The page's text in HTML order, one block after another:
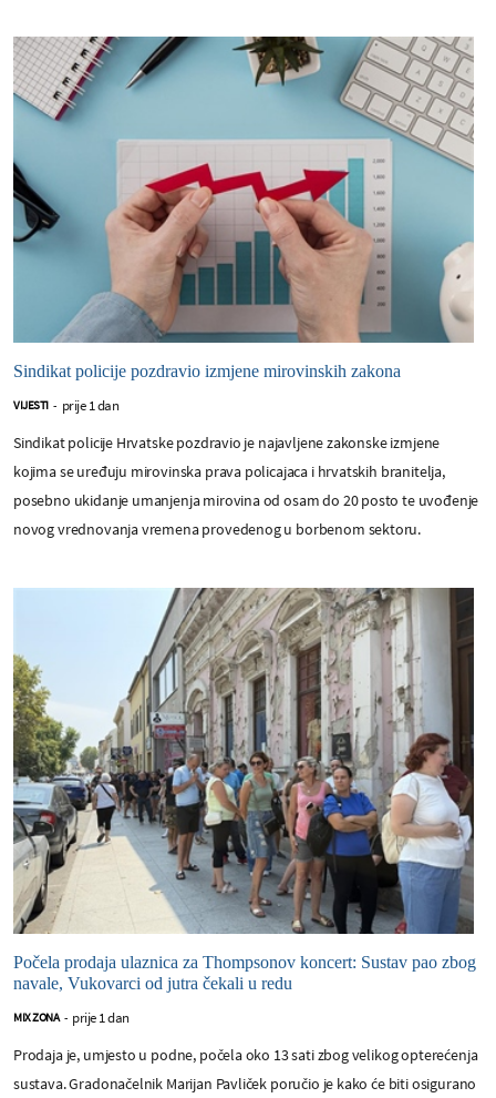
Sindikat policije pozdravio izmjene mirovinskih zakona
VIJESTI - prije 1 dan
Sindikat policije Hrvatske pozdravio je najavljene zakonske izmjene
kojima se uređuju mirovinska prava policajaca i hrvatskih branitelja,
posebno ukidanje umanjenja mirovina od osam do 20 posto te uvođenje
novog vrednovanja vremena provedenog u borbenom sektoru.
Počela prodaja ulaznica za Thompsonov koncert: Sustav pao zbog
navale, Vukovarci od jutra čekali u redu
MIX ZONA - prije 1 dan
Prodaja je, umjesto u podne, počela oko 13 sati zbog velikog opterećenja
sustava. Gradonačelnik Marijan Pavliček poručio je kako će biti osigurano